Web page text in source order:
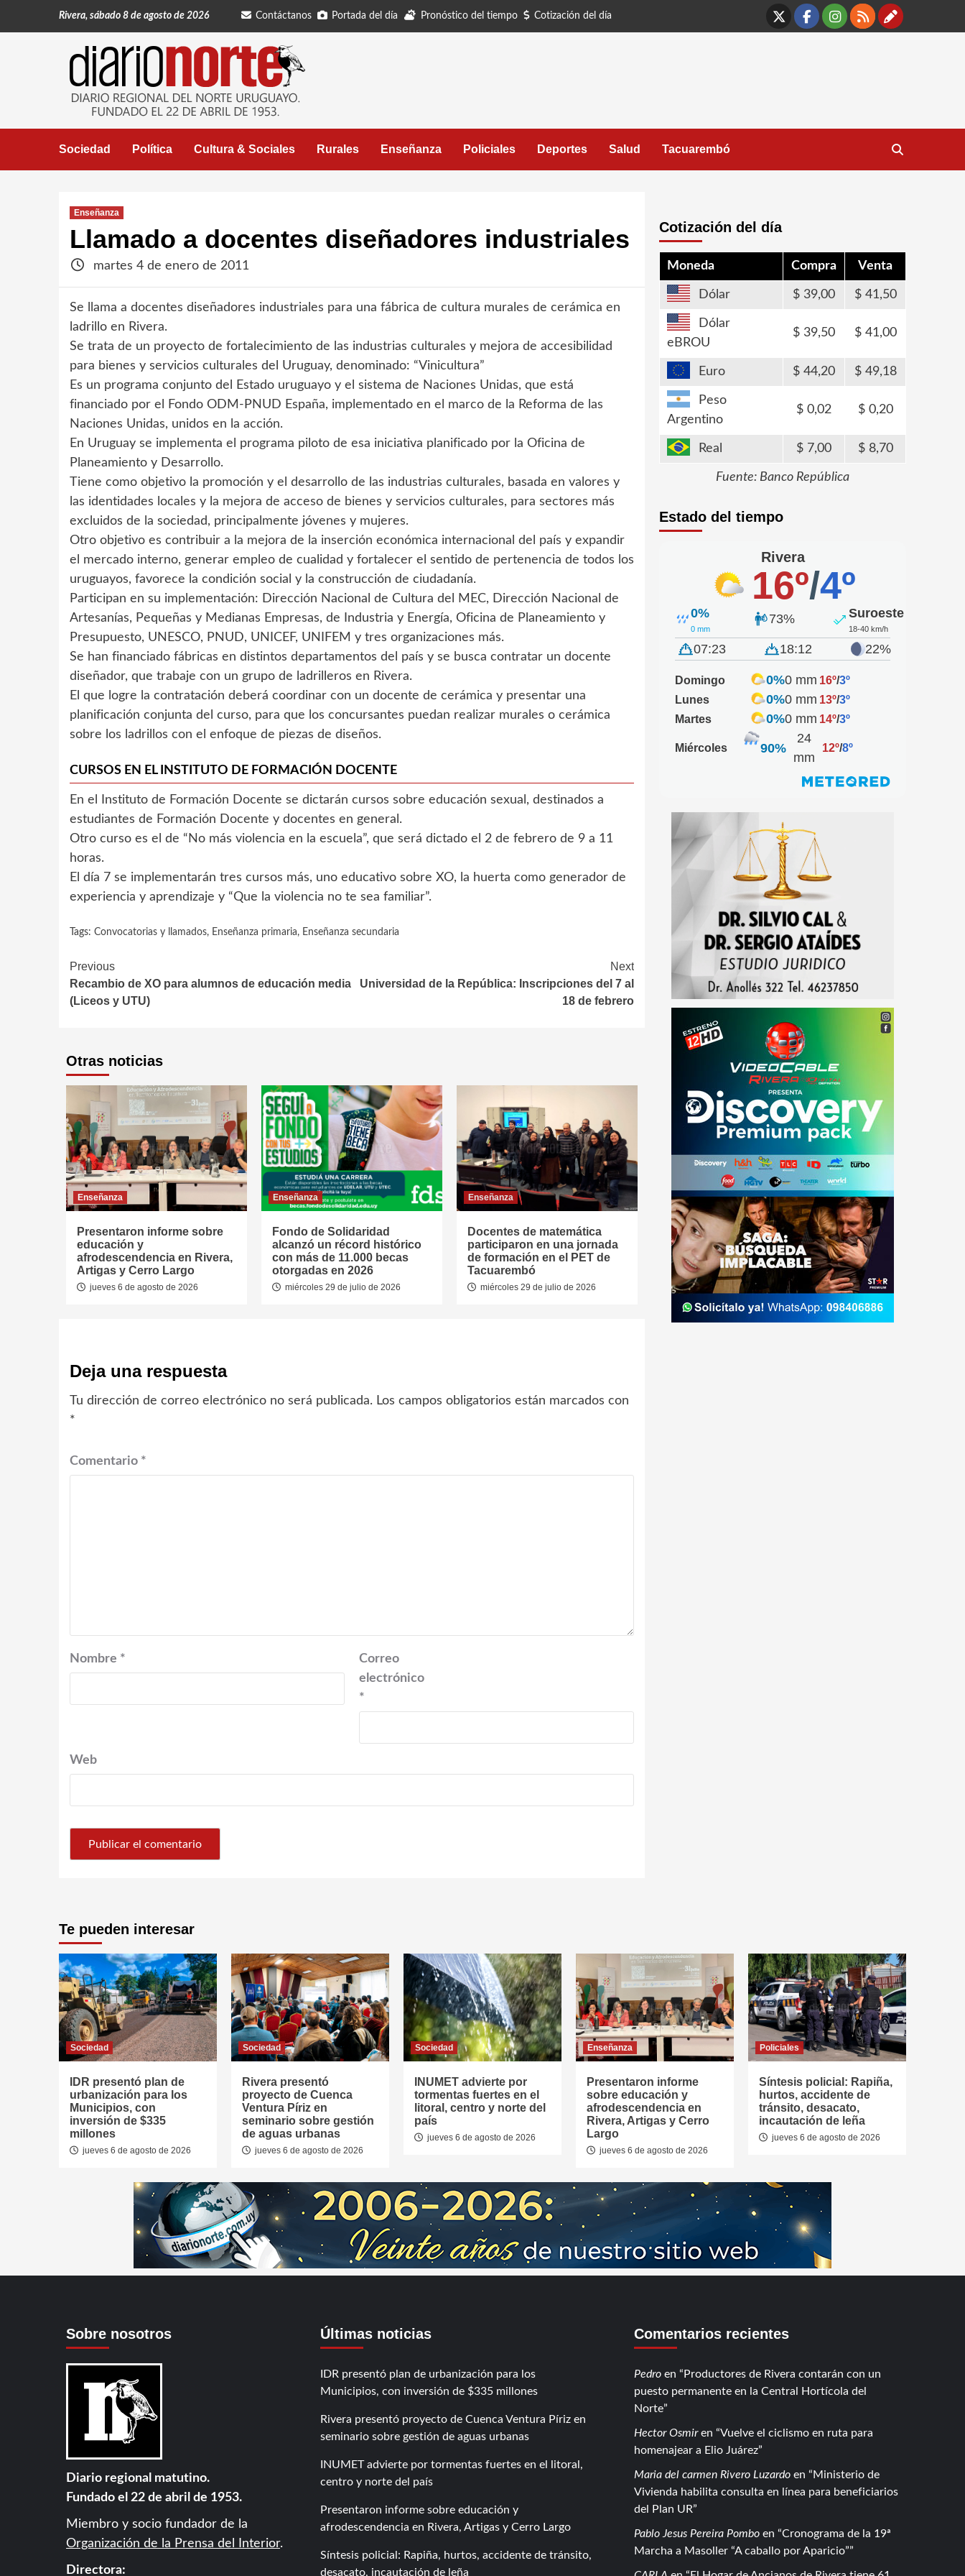
Rivera, sábado 8 de agosto de 2026 Contáctanos Portada del día Pronóstico del tiempo Cotización del día
X Facebook
Instagram
RSS
Sociedad Política Cultura & Sociales Rurales Enseñanza Policiales Deportes Salud Tacuarembó
Enseñanza
Llamado a docentes diseñadores industriales
martes 4 de enero de 2011
Se llama a docentes diseñadores industriales para una fábrica de cultura murales de cerámica en
ladrillo en Rivera.
Se trata de un proyecto de fortalecimiento de las industrias culturales y mejora de accesibilidad
para bienes y servicios culturales del Uruguay, denominado: “Vinicultura”
Es un programa conjunto del Estado uruguayo y el sistema de Naciones Unidas, que está
financiado por el Fondo ODM-PNUD España, implementado en el marco de la Reforma de las
Naciones Unidas, unidos en la acción.
En Uruguay se implementa el programa piloto de esa iniciativa planificado por la Oficina de
Planeamiento y Desarrollo.
Tiene como objetivo la promoción y el desarrollo de las industrias culturales, basada en valores y
las identidades locales y la mejora de acceso de bienes y servicios culturales, para sectores más
excluidos de la sociedad, principalmente jóvenes y mujeres.
Otro objetivo es contribuir a la mejora de la inserción económica internacional del país y expandir
el mercado interno, generar empleo de cualidad y fortalecer el sentido de pertenencia de todos los
uruguayos, favorece la condición social y la construcción de ciudadanía.
Participan en su implementación: Dirección Nacional de Cultura del MEC, Dirección Nacional de
Artesanías, Pequeñas y Medianas Empresas, de Industria y Energía, Oficina de Planeamiento y
Presupuesto, UNESCO, PNUD, UNICEF, UNIFEM y tres organizaciones más.
Se han financiado fábricas en distintos departamentos del país y se busca contratar un docente
diseñador, que trabaje con un grupo de ladrilleros en Rivera.
El que logre la contratación deberá coordinar con un docente de cerámica y presentar una
planificación conjunta del curso, para que los concursantes puedan realizar murales o cerámica
sobre los ladrillos con el enfoque de piezas de diseños.
CURSOS EN EL INSTITUTO DE FORMACIÓN DOCENTE
En el Instituto de Formación Docente se dictarán cursos sobre educación sexual, destinados a
estudiantes de Formación Docente y docentes en general.
Otro curso es el de “No más violencia en la escuela”, que será dictado el 2 de febrero de 9 a 11
horas.
El día 7 se implementarán tres cursos más, uno educativo sobre XO, la huerta como generador de
experiencia y aprendizaje y “Que la violencia no te sea familiar”.
Tags: Convocatorias y llamados, Enseñanza primaria, Enseñanza secundaria
Continue
Reading
Previous
Recambio de XO para alumnos de educación media
(Liceos y UTU)
Next
Universidad de la República: Inscripciones del 7 al
18 de febrero
Otras noticias
Enseñanza
Presentaron informe sobre
educación y
afrodescendencia en Rivera,
Artigas y Cerro Largo
jueves 6 de agosto de 2026
Enseñanza
Fondo de Solidaridad
alcanzó un récord histórico
con más de 11.000 becas
otorgadas en 2026
miércoles 29 de julio de 2026
Enseñanza
Docentes de matemática
participaron en una jornada
de formación en el PET de
Tacuarembó
miércoles 29 de julio de 2026
Deja una respuesta
Tu dirección de correo electrónico no será publicada. Los campos obligatorios están marcados con
*
Comentario *
Nombre *
Correo
electrónico
*
Web
Cotización del día
Moneda Compra Venta
Dólar 39,00 41,50
Dólar
eBROU
39,50 41,00
Euro 44,20 49,18
Peso
Argentino
0,02 0,20
Real 7,00 8,70
Fuente: Banco República
Estado del tiempo
Rivera
16º/4º
0%
0 mm
73% Suroeste
18-40 km/h
07:23 18:12 22%
Domingo 0%0 mm 16º/3º
Lunes
0%0 mm 13º/3º
Martes
0%0 mm 14º/3º
Miércoles 90%
24
mm
12º/8º
Te pueden interesar
Sociedad
IDR presentó plan de
urbanización para los
Municipios, con
inversión de $335
millones
jueves 6 de agosto de 2026
Sociedad
Rivera presentó
proyecto de Cuenca
Ventura Píriz en
seminario sobre gestión
de aguas urbanas
jueves 6 de agosto de 2026
Sociedad
INUMET advierte por
tormentas fuertes en el
litoral, centro y norte del
país
jueves 6 de agosto de 2026
Enseñanza
Presentaron informe
sobre educación y
afrodescendencia en
Rivera, Artigas y Cerro
Largo
jueves 6 de agosto de 2026
Policiales
Síntesis policial: Rapiña,
hurtos, accidente de
tránsito, desacato,
incautación de leña
jueves 6 de agosto de 2026
Sobre nosotros
Diario regional matutino.
Fundado el 22 de abril de 1953.
Miembro y socio fundador de la
Organización de la Prensa del Interior.
Directora:
Últimas noticias
IDR presentó plan de urbanización para los
Municipios, con inversión de $335 millones
Rivera presentó proyecto de Cuenca Ventura Píriz en
seminario sobre gestión de aguas urbanas
INUMET advierte por tormentas fuertes en el litoral,
centro y norte del país
Presentaron informe sobre educación y
afrodescendencia en Rivera, Artigas y Cerro Largo
Síntesis policial: Rapiña, hurtos, accidente de tránsito,
desacato, incautación de leña
Comentarios recientes
Pedroen
Productores de Rivera contarán con un
puesto permanente en la Central Hortícola del
Norte
Hector Osmiren
Vuelve el ciclismo en ruta para
homenajear a Elio Juárez
Maria del carmen Rivero Luzardoen
Ministerio de
Vivienda habilita consulta en línea para beneficiarios
del Plan UR
Pablo Jesus Pereira Pomboen
Cronograma de la 19ª
Marcha a Masoller “A caballo por Aparicio”